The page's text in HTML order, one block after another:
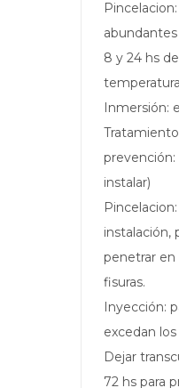
8 y 24 hs
Inmersión:
prevención:
instalar)
instalación,
penetrar en
fisuras.
Inyección:
excedan
Dejar
72 hs para